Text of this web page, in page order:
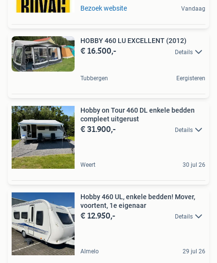
Bezoek website Vandaag
HOBBY 460 LU EXCELLENT (2012)
€ 16.500,- Details
Tubbergen Eergisteren
Hobby on Tour 460 DL enkele bedden
compleet uitgerust
€ 31.900,- Details
Weert 30 jul 26
Hobby 460 UL, enkele bedden! Mover,
voortent, 1e eigenaar
€ 12.950,- Details
Almelo 29 jul 26